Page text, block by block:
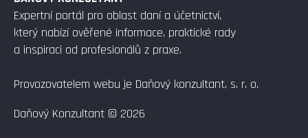
Expertní portál pro oblast daní a účetnictví,
který nabízí ověřené informace, praktické rady
a inspiraci od profesionálů z praxe.
Provozovatelem webu je Daňový konzultant, s. r. o.
Daňový Konzultant © 2026